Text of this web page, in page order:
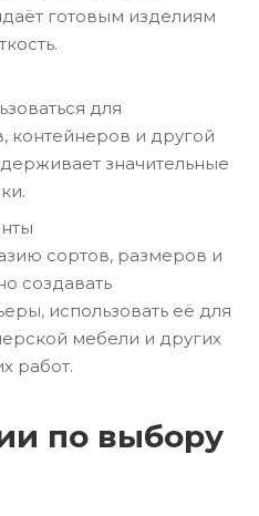
готовым изделиям
для
контейнеров и другой
значительные
сортов, размеров и
создавать
использовать её для
мебели и других
работ.
по выбору